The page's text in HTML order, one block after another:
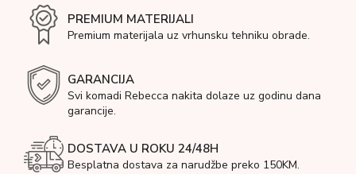
PREMIUM MATERIJALI
Premium materijala uz vrhunsku tehniku obrade.
GARANCIJA
Svi komadi Rebecca nakita dolaze uz godinu dana
garancije.
DOSTAVA U ROKU 24/48H
Besplatna dostava za narudžbe preko 150KM.